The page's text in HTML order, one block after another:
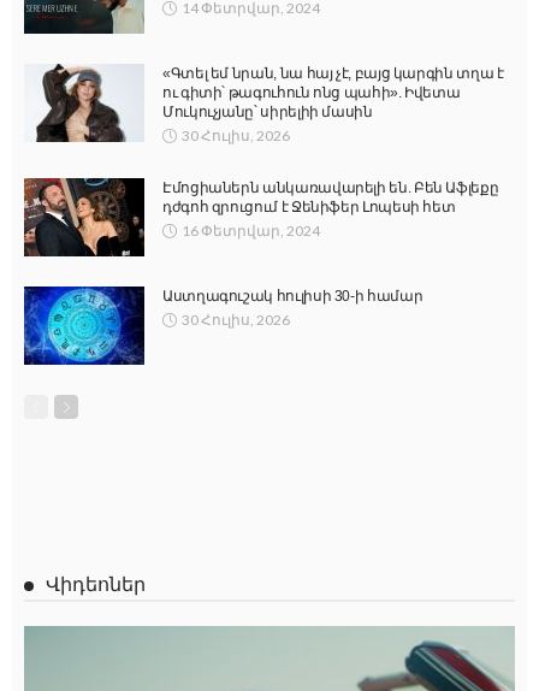
14 Փետրվար, 2024
«Գտել եմ նրան, նա հայ չէ, բայց կարգին տղա է
ու գիտի՝ թագուհուն ոնց պահի». Իվետա
Մուկուչյանը՝ սիրելիի մասին
30 Հուլիս, 2026
Էմոցիաներն անկառավարելի են. Բեն Աֆլեքը
դժգոհ զրուցում է Ջենիֆեր Լոպեսի հետ
16 Փետրվար, 2024
Աստղագուշակ հուլիսի 30-ի համար
30 Հուլիս, 2026
Վիդեոներ